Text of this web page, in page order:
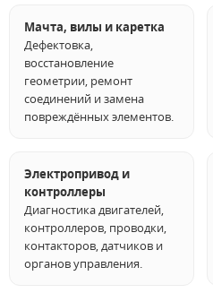
Мачта, вилы и каретка
Дефектовка,
восстановление
геометрии, ремонт
соединений и замена
повреждённых элементов.
Электропривод и
контроллеры
Диагностика двигателей,
контроллеров, проводки,
контакторов, датчиков и
органов управления.